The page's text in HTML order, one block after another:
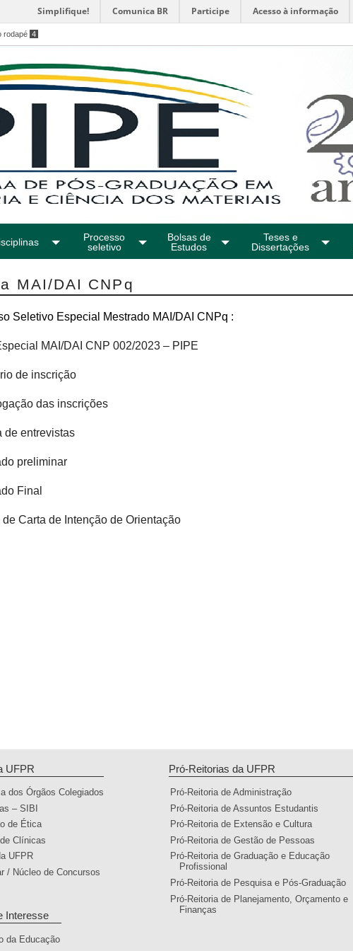
Simplifique! Comunica BR Participe Acesso à informação
rodapé 4
Processo
seletivo
Bolsas de
Estudos
Teses e
Dissertações
MAI/DAI CNPq
Seletivo Especial Mestrado MAI/DAI CNPq :
MAI/DAI CNP 002/2023 – PIPE
de inscrição
das inscrições
de entrevistas
preliminar
Final
Carta de Intenção de Orientação
UFPR
dos Órgãos Colegiados
– SIBI
de Ética
Clínicas
UFPR
/ Núcleo de Concursos
Interesse
da Educação
Pró-Reitorias da UFPR
Pró-Reitoria de Administração
Pró-Reitoria de Assuntos Estudantis
Pró-Reitoria de Extensão e Cultura
Pró-Reitoria de Gestão de Pessoas
Pró-Reitoria de Graduação e Educação
Profissional
Pró-Reitoria de Pesquisa e Pós-Graduação
Pró-Reitoria de Planejamento, Orçamento e
Finanças